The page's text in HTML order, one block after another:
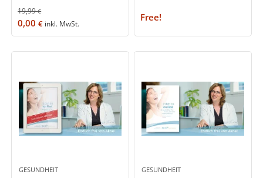
19,99€
0,00€ inkl. MwSt.
Free!
GESUNDHEIT GESUNDHEIT